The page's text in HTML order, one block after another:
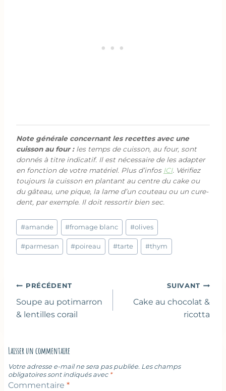
Note générale concernant les recettes avec une
cuisson au four :les temps de cuisson, au four, sont
donnés à titre indicatif. Il est nécessaire de les adapter
en fonction de votre matériel. Plus d’infos ICI. Vérifiez
toujours la cuisson en plantant au centre du cake ou
du gâteau, une pique, la lame d’un couteau ou un cure-
dent, par exemple. Il doit ressortir bien sec.
Étiquettes
de
la
#amande #fromage blanc #olives
#parmesan #poireau #tarte #thym
Navigation
de
l’article
PRÉCÉDENT
Soupe au potimarron
& lentilles corail
SUIVANT
Cake au chocolat &
ricotta
Laisser un commentaire
Votre adresse e-mail ne sera pas publiée. Les champs
obligatoires sont indiqués avec *
Commentaire *